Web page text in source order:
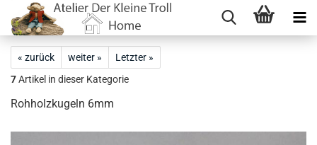
« zurück weiter »
Letzter »
7Artikel in dieser Kategorie
Rohholzkugeln 6mm